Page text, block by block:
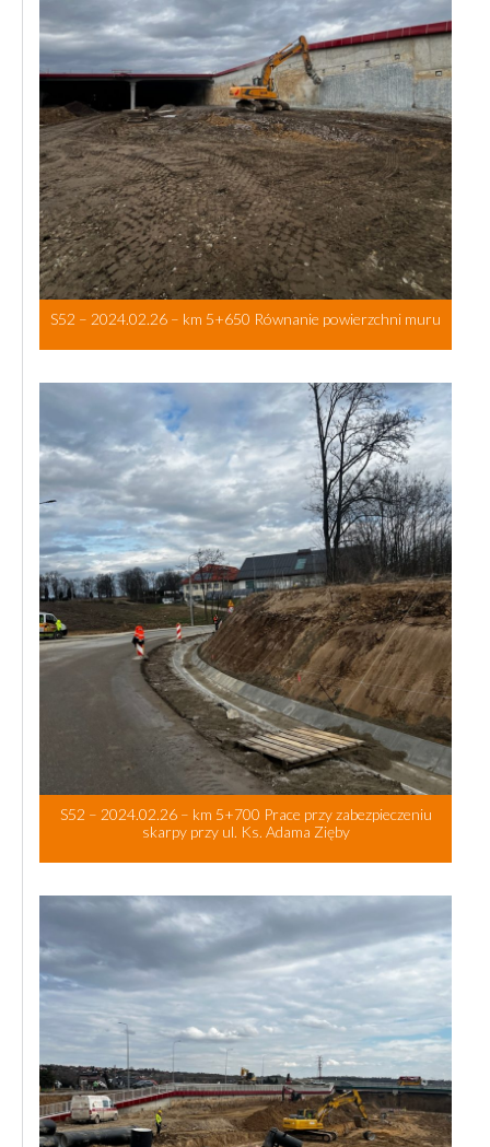
S52 – 2024.02.26 – km 5+650 Równanie powierzchni muru
S52 – 2024.02.26 – km 5+700 Prace przy zabezpieczeniu
skarpy przy ul. Ks. Adama Zięby